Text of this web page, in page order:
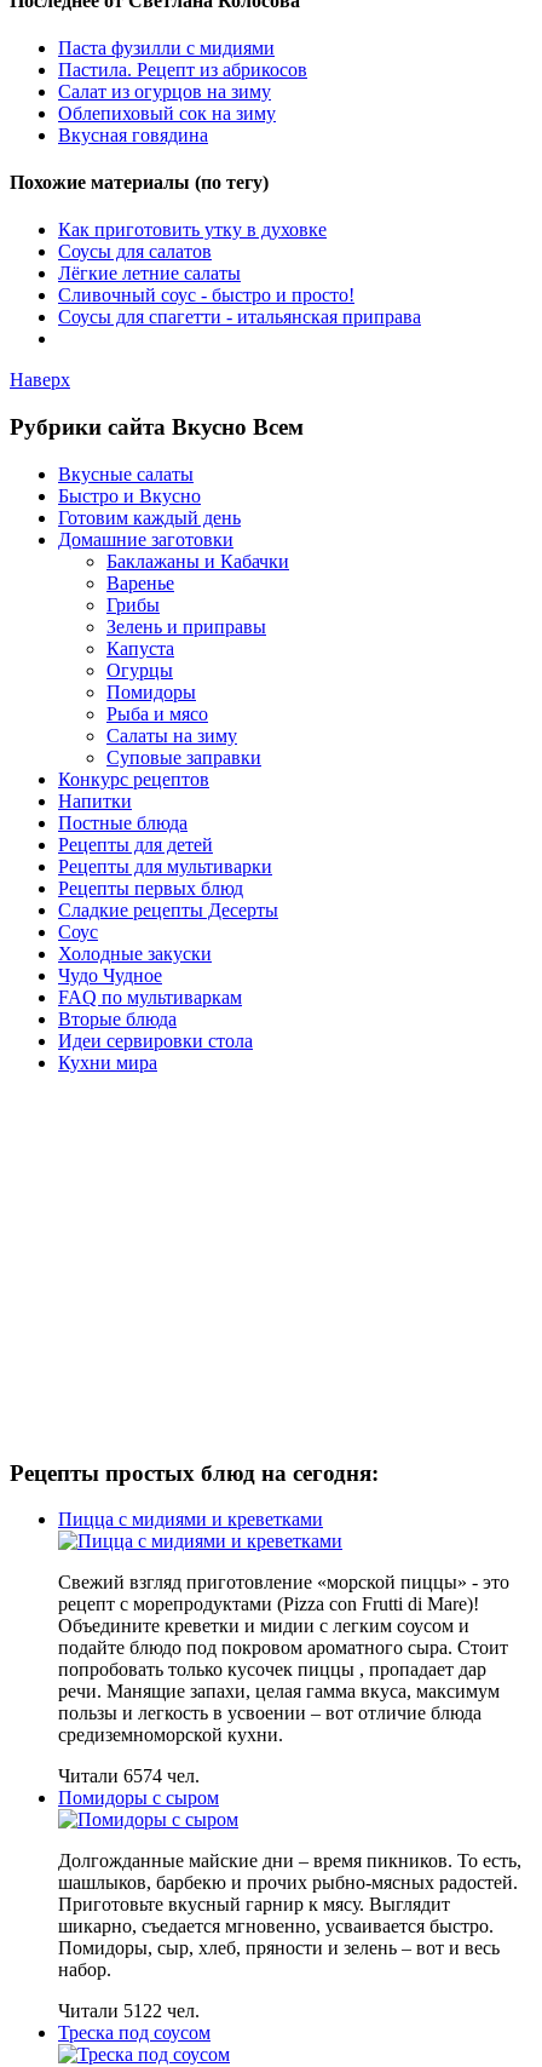
Паста фузилли с мидиями
Пастила. Рецепт из абрикосов
Салат из огурцов на зиму
Облепиховый сок на зиму
Вкусная говядина
Похожие материалы (по тегу)
Как приготовить утку в духовке
Соусы для салатов
Лёгкие летние салаты
Сливочный соус - быстро и просто!
Соусы для спагетти - итальянская приправа
Наверх
Рубрики сайта Вкусно Всем
Вкусные салаты
Быстро и Вкусно
Готовим каждый день
Домашние заготовки
Баклажаны и Кабачки
Варенье
Грибы
Зелень и приправы
Капуста
Огурцы
Помидоры
Рыба и мясо
Салаты на зиму
Суповые заправки
Конкурс рецептов
Напитки
Постные блюда
Рецепты для детей
Рецепты для мультиварки
Рецепты первых блюд
Сладкие рецепты Десерты
Соус
Холодные закуски
Чудо Чудное
FAQ по мультиваркам
Вторые блюда
Идеи сервировки стола
Кухни мира
Рецепты простых блюд на сегодня:
Пицца с мидиями и креветками
Свежий взгляд приготовление «морской пиццы» - это
рецепт с морепродуктами (Pizza con Frutti di Mare)!
Объедините креветки и мидии с легким соусом и
подайте блюдо под покровом ароматного сыра. Стоит
попробовать только кусочек пиццы , пропадает дар
речи. Манящие запахи, целая гамма вкуса, максимум
пользы и легкость в усвоении – вот отличие блюда
средиземноморской кухни.
Читали 6574 чел.
Помидоры с сыром
Долгожданные майские дни – время пикников. То есть,
шашлыков, барбекю и прочих рыбно-мясных радостей.
Приготовьте вкусный гарнир к мясу. Выглядит
шикарно, съедается мгновенно, усваивается быстро.
Помидоры, сыр, хлеб, пряности и зелень – вот и весь
набор.
Читали 5122 чел.
Треска под соусом